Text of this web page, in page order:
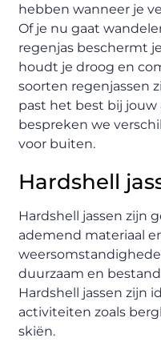
hebben wanneer je
Of je nu gaat
regenjas beschermt
houdt je droog en
soorten regenjassen
past het best bij
bespreken we
voor buiten.
Hardshell
Hardshell jassen zijn
ademend materiaal
duurzaam en
Hardshell jassen zijn
activiteiten zoals
skiën.